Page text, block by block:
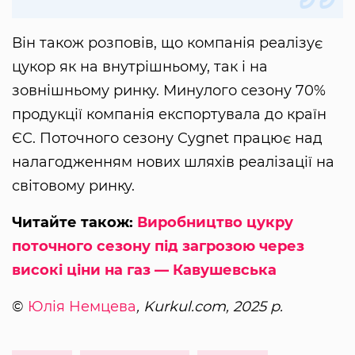
Він також розповів, що компанія реалізує
цукор як на внутрішньому, так і на
зовнішньому ринку. Минулого сезону 70%
продукції компанія експортувала до країн
ЄС. Поточного сезону Cygnet працює над
налагодженням нових шляхів реалізації на
світовому ринку.
Читайте також: Виробництво цукру
поточного сезону під загрозою через
високі ціни на газ — Кавушевська
© Юлія Немцева, Kurkul.com, 2025 р.